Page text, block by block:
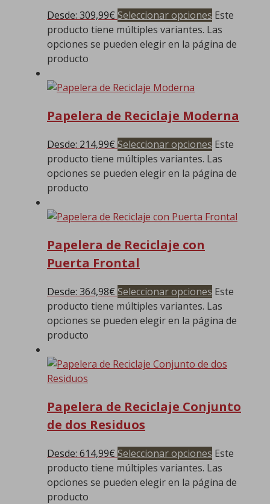
Desde: 309,99€ Seleccionar opciones Este
producto tiene múltiples variantes. Las
opciones se pueden elegir en la página de
producto
Papelera de Reciclaje Moderna
Desde: 214,99€ Seleccionar opciones Este
producto tiene múltiples variantes. Las
opciones se pueden elegir en la página de
producto
Papelera de Reciclaje con
Puerta Frontal
Desde: 364,98€ Seleccionar opciones Este
producto tiene múltiples variantes. Las
opciones se pueden elegir en la página de
producto
Papelera de Reciclaje Conjunto
de dos Residuos
Desde: 614,99€ Seleccionar opciones Este
producto tiene múltiples variantes. Las
opciones se pueden elegir en la página de
producto